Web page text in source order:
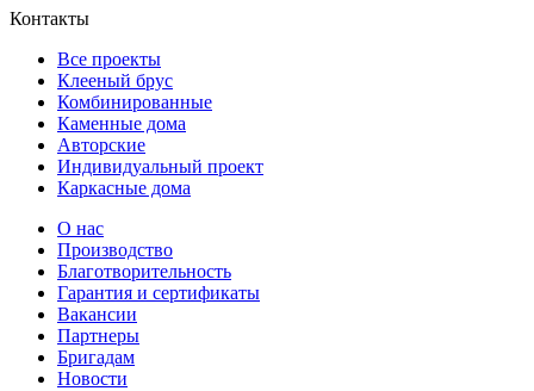
Контакты
Все проекты
Клееный брус
Комбинированные
Каменные дома
Авторские
Индивидуальный проект
Каркасные дома
О нас
Производство
Благотворительность
Гарантия и сертификаты
Вакансии
Партнеры
Бригадам
Новости